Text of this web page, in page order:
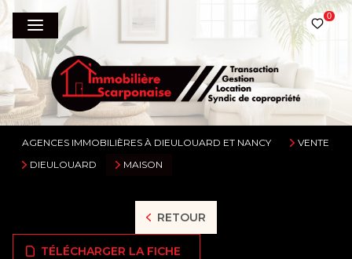
0
AGENCES IMMOBILIÈRES À DIEULOUARD ET NANCY
VENTE
DIEULOUARD
MAISON
RETOUR
TÉLÉCHARGER LA FICHE